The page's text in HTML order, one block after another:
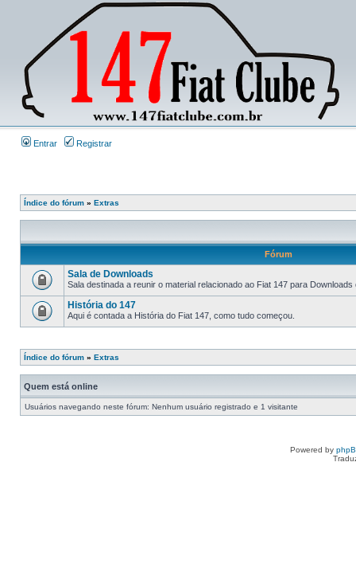
Entrar Registrar
Índice do fórum » Extras
Fórum
Sala de Downloads
Sala destinada a reunir o material relacionado ao Fiat 147 para Downloads
História do 147
Aqui é contada a História do Fiat 147, como tudo começou.
Índice do fórum » Extras
Quem está online
Usuários navegando neste fórum: Nenhum usuário registrado e 1 visitante
Powered by